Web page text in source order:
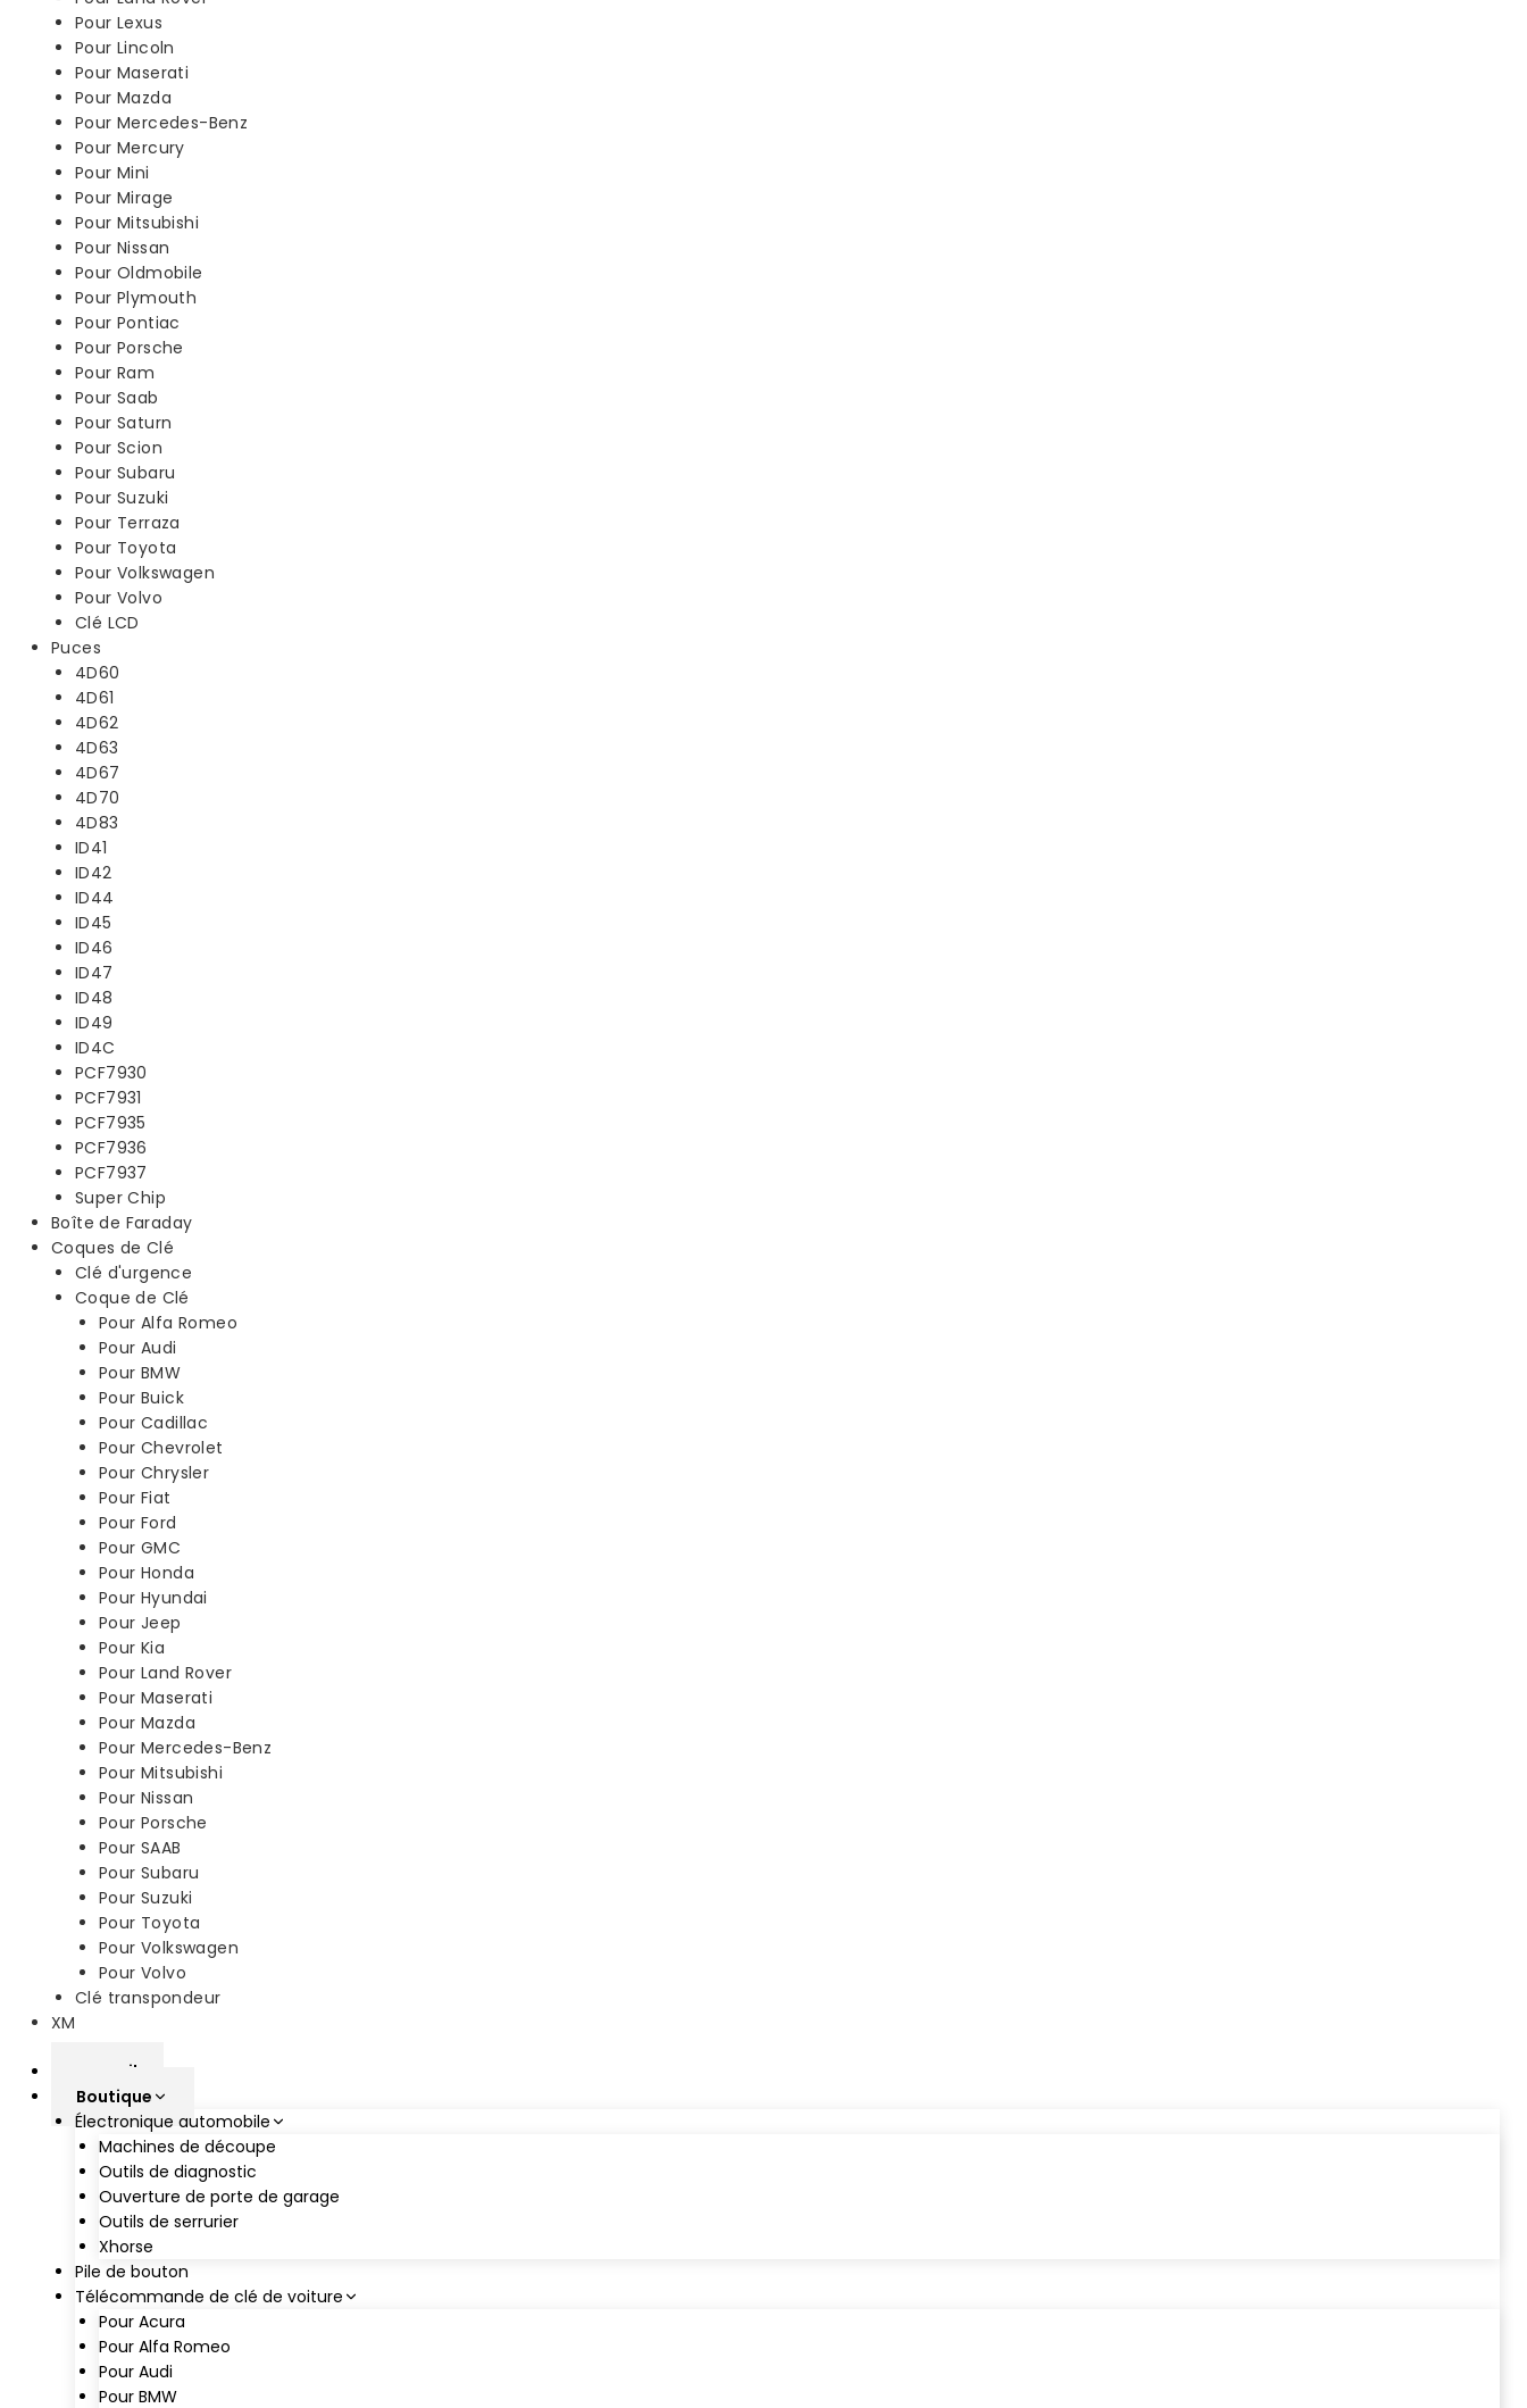
Pour Lexus
Pour Lincoln
Pour Maserati
Pour Mazda
Pour Mercedes-Benz
Pour Mercury
Pour Mini
Pour Mirage
Pour Mitsubishi
Pour Nissan
Pour Oldmobile
Pour Plymouth
Pour Pontiac
Pour Porsche
Pour Ram
Pour Saab
Pour Saturn
Pour Scion
Pour Subaru
Pour Suzuki
Pour Terraza
Pour Toyota
Pour Volkswagen
Pour Volvo
Clé LCD
Puces
4D60
4D61
4D62
4D63
4D67
4D70
4D83
ID41
ID42
ID44
ID45
ID46
ID47
ID48
ID49
ID4C
PCF7930
PCF7931
PCF7935
PCF7936
PCF7937
Super Chip
Boîte de Faraday
Coques de Clé
Clé d'urgence
Coque de Clé
Pour Alfa Romeo
Pour Audi
Pour BMW
Pour Buick
Pour Cadillac
Pour Chevrolet
Pour Chrysler
Pour Fiat
Pour Ford
Pour GMC
Pour Honda
Pour Hyundai
Pour Jeep
Pour Kia
Pour Land Rover
Pour Maserati
Pour Mazda
Pour Mercedes-Benz
Pour Mitsubishi
Pour Nissan
Pour Porsche
Pour SAAB
Pour Subaru
Pour Suzuki
Pour Toyota
Pour Volkswagen
Pour Volvo
Clé transpondeur
XM
accueil
Boutique
Électronique automobile
Machines de découpe
Outils de diagnostic
Ouverture de porte de garage
Outils de serrurier
Xhorse
Pile de bouton
Télécommande de clé de voiture
Pour Acura
Pour Alfa Romeo
Pour Audi
Pour BMW